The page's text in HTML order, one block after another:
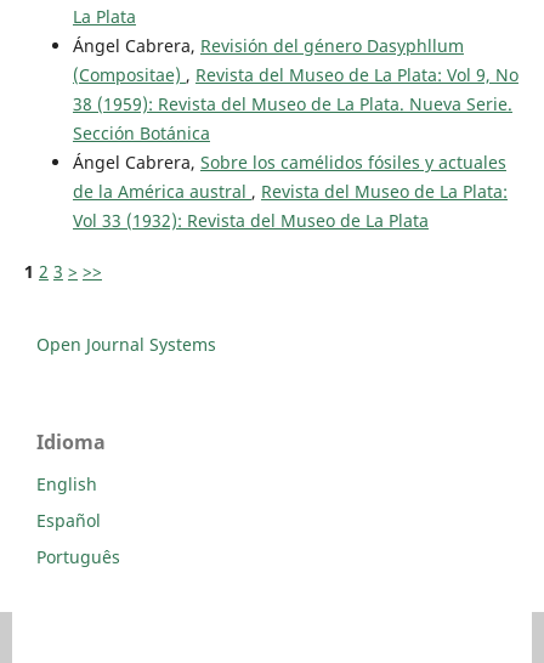
La Plata
Ángel Cabrera, Revisión del género Dasyphllum
(Compositae) , Revista del Museo de La Plata: Vol 9, No
38 (1959): Revista del Museo de La Plata. Nueva Serie.
Sección Botánica
Ángel Cabrera, Sobre los camélidos fósiles y actuales
de la América austral , Revista del Museo de La Plata:
Vol 33 (1932): Revista del Museo de La Plata
1 2 3 > >>
Open Journal Systems
Idioma
English
Español
Português